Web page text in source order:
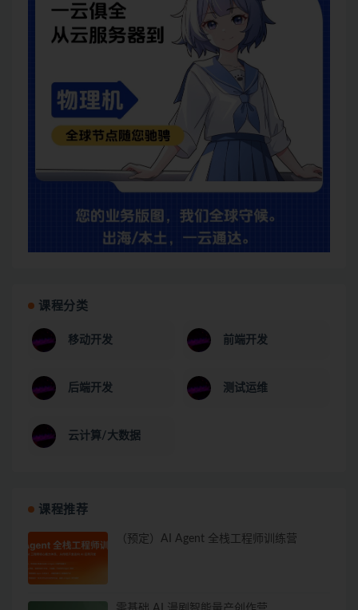
课程分类
移动开发 前端开发
后端开发 测试运维
云计算/大数据
课程推荐
（预定）AI Agent 全栈工程师训练营